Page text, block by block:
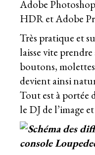
Adobe
HDR et Adobe
Très pratique et
laisse vite prendre
boutons,
devient ainsi
Tout est à portée
le DJ de l’image